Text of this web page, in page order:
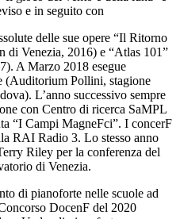
e in seguito con
delle sue opere “Il Ritorno
di Venezia, 2016) e “Atlas 101”
A Marzo 2018 esegue
(Auditorium Pollini, stagione
L’anno successivo sempre
con Centro di ricerca SaMPL
“I Campi MagneFci”. I concerF
RAI Radio 3. Lo stesso anno
Riley per la conferenza del
di Venezia.
di pianoforte nelle scuole ad
DocenF del 2020